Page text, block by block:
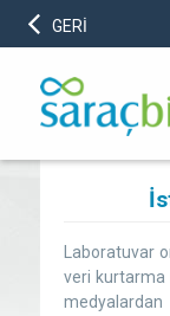
GERİ
Laboratuvar
veri kurtarma